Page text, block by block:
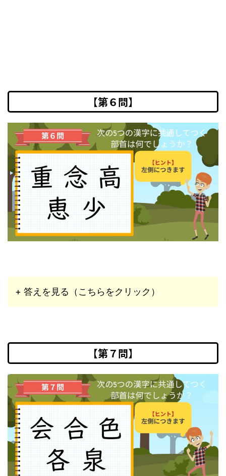
【第６問】
+ 答えを見る（こちらをクリック）
【第７問】